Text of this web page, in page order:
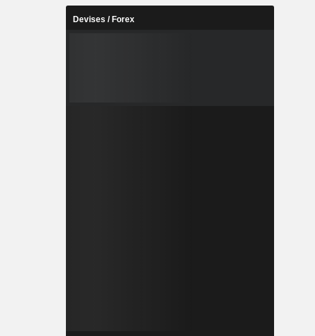
Devises / Forex